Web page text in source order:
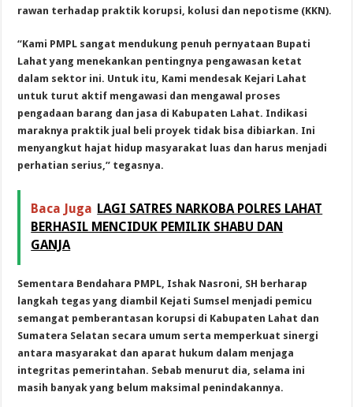
rawan terhadap praktik korupsi, kolusi dan nepotisme (KKN).
“Kami PMPL sangat mendukung penuh pernyataan Bupati
Lahat yang menekankan pentingnya pengawasan ketat
dalam sektor ini. Untuk itu, Kami mendesak Kejari Lahat
untuk turut aktif mengawasi dan mengawal proses
pengadaan barang dan jasa di Kabupaten Lahat. Indikasi
maraknya praktik jual beli proyek tidak bisa dibiarkan. Ini
menyangkut hajat hidup masyarakat luas dan harus menjadi
perhatian serius,” tegasnya.
Baca Juga LAGI SATRES NARKOBA POLRES LAHAT
BERHASIL MENCIDUK PEMILIK SHABU DAN
GANJA
Sementara Bendahara PMPL, Ishak Nasroni, SH berharap
langkah tegas yang diambil Kejati Sumsel menjadi pemicu
semangat pemberantasan korupsi di Kabupaten Lahat dan
Sumatera Selatan secara umum serta memperkuat sinergi
antara masyarakat dan aparat hukum dalam menjaga
integritas pemerintahan. Sebab menurut dia, selama ini
masih banyak yang belum maksimal penindakannya.